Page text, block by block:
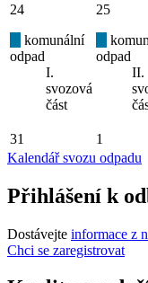
24
komunální
odpad
I.
svozová
část
25
odpad
II.
31 1
Kalendář svozu odpadu
Přihlášení k
Dostávejte informace z
Chci se zaregistrovat